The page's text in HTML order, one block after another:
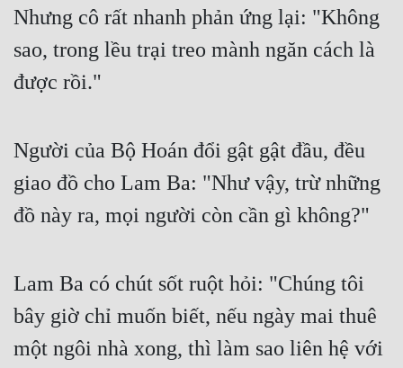
Nhưng cô rất nhanh phản ứng lại: "Không
sao, trong lều trại treo mành ngăn cách là
được rồi."
Người của Bộ Hoán đổi gật gật đầu, đều
giao đồ cho Lam Ba: "Như vậy, trừ những
đồ này ra, mọi người còn cần gì không?"
Lam Ba có chút sốt ruột hỏi: "Chúng tôi
bây giờ chỉ muốn biết, nếu ngày mai thuê
một ngôi nhà xong, thì làm sao liên hệ với